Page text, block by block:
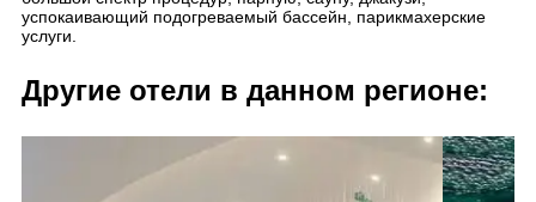
успокаивающий подогреваемый бассейн, парикмахерские
услуги.
Другие отели в данном регионе: